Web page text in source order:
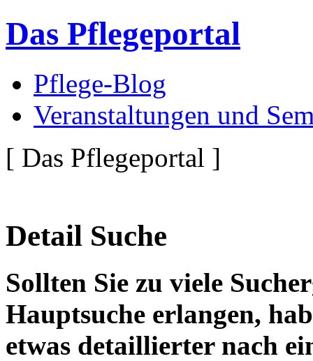
Das Pflegeportal
Pflege-Blog
Veranstaltungen und
[ Das Pflegeportal ]
Detail Suche
Sollten Sie zu viele
Hauptsuche erlangen,
etwas detaillierter nach